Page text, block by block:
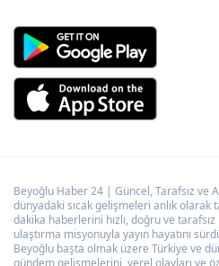
Beyoğlu Haber 24 | Güncel, Tarafsız ve
dünyadaki sıcak gelişmeleri anlık
dakika haberlerini hızlı, doğru ve
ulaştırma misyonuyla yayın hayatını
Beyoğlu başta olmak üzere Türkiye ve